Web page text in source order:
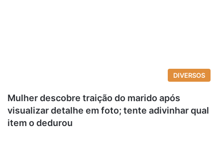
DIVERSOS
Mulher descobre traição do marido após
visualizar detalhe em foto; tente adivinhar qual
item o dedurou